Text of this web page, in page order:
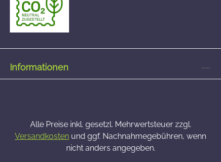
Informationen
Alle Preise inkl. gesetzl. Mehrwertsteuer zzgl.
Versandkosten und ggf. Nachnahmegebühren, wenn
nicht anders angegeben.